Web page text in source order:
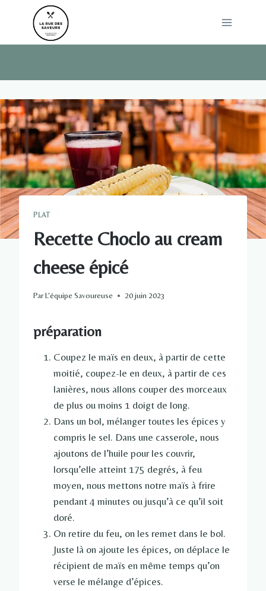
PLAT
Recette Choclo au cream
cheese épicé
ParL'équipe Savoureuse 20 juin 2023
préparation
Coupez le maïs en deux, à partir de cette
moitié, coupez-le en deux, à partir de ces
lanières, nous allons couper des morceaux
de plus ou moins 1 doigt de long.
Dans un bol, mélanger toutes les épices y
compris le sel. Dans une casserole, nous
ajoutons de l’huile pour les couvrir,
lorsqu’elle atteint 175 degrés, à feu
moyen, nous mettons notre maïs à frire
pendant 4 minutes ou jusqu’à ce qu’il soit
doré.
On retire du feu, on les remet dans le bol.
Juste là on ajoute les épices, on déplace le
récipient de maïs en même temps qu’on
verse le mélange d’épices.